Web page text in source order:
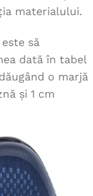
materialului.
să
dată în tabel
o marjă
și 1 cm